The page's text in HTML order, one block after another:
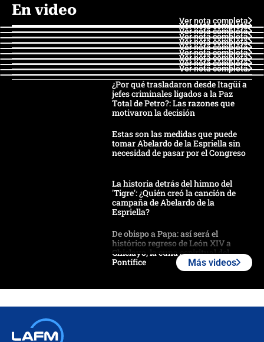
En video
Ver nota completa
Ver nota completa
Ver nota completa
Ver nota completa
Ver nota completa
Ver nota completa
Ver nota completa
Ver nota completa
Ver nota completa
Ver nota completa
¿Por qué trasladaron desde Itagüí a
jefes criminales ligados a la Paz
Total de Petro?: Las razones que
motivaron la decisión
Estas son las medidas que puede
tomar Abelardo de la Espriella sin
necesidad de pasar por el Congreso
La historia detrás del himno del
'Tigre': ¿Quién creó la canción de
campaña de Abelardo de la
Espriella?
De obispo a Papa: así será el
histórico regreso de León XIV a
Chiclayo, la cuna espiritual del
Pontífice
sacerdote en la posesión de Abelardo
Más videos